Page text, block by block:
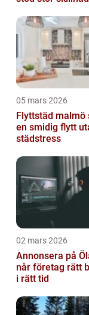
05 mars 2026
Flyttstäd malmö så får du
en smidig flytt
städstress
02 mars 2026
Annonsera på
når företag rätt
i rätt tid